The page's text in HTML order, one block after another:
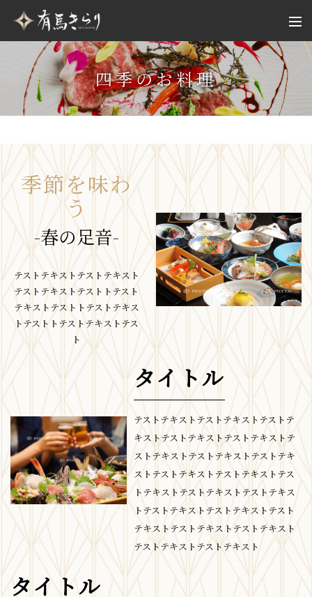
四季のお料理
季節を味わ
う
-春の足音-
テストテキストテストテキスト
テストテキストテストトテスト
テキストテストトテストテキス
トテストトテストテキストテス
ト
タイトル
テストテキストテストテキストテストテ
キストテストテキストテストテキストテ
ストテキストテストテキストテストテキ
ストテストテキストテストテキストテス
トテキストテストテキストテストテキス
トテストテキストテストテキストテスト
テキストテストテキストテストテキスト
テストテキストテストテキスト
タイトル